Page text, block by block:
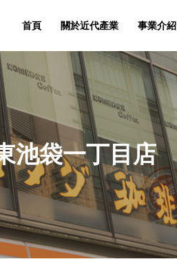
首頁 關於近代產業 事業介紹
池袋一丁目店